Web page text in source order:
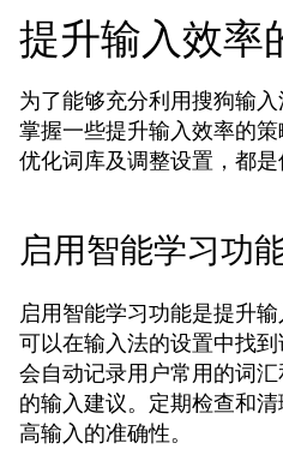
提升输入效率
为了能够充分利用搜狗输
掌握一些提升输入效率的策
优化词库及调整设置，都是
启用智能学习功
启用智能学习功能是提升
可以在输入法的设置中找
会自动记录用户常用的词
的输入建议。定期检查和
高输入的准确性。